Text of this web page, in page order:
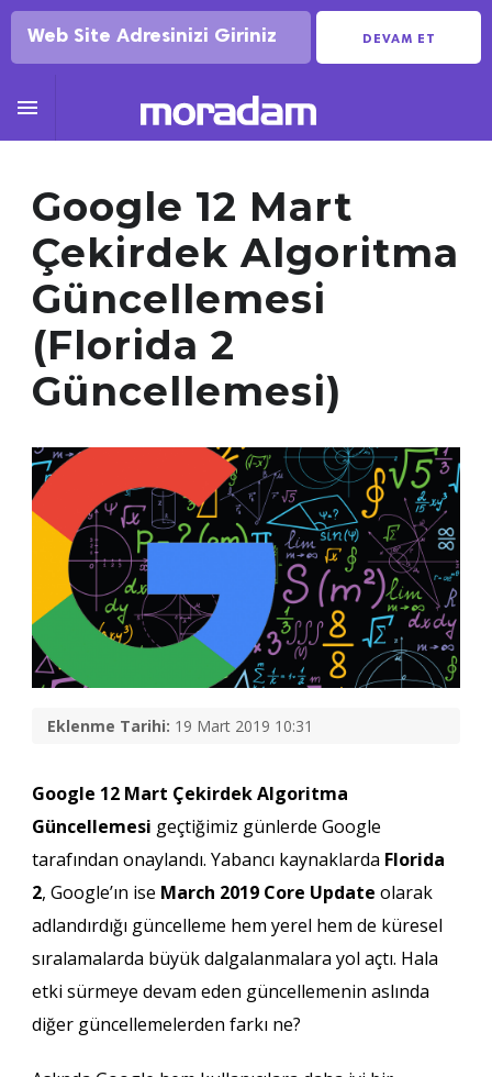
DEVAM ET

Google 12 Mart
Çekirdek Algoritma
Güncellemesi
(Florida 2
Güncellemesi)
Eklenme Tarihi: 19 Mart 2019 10:31
Google 12 Mart Çekirdek Algoritma
Güncellemesi geçtiğimiz günlerde Google
tarafından onaylandı. Yabancı kaynaklarda Florida
2, Google’ın ise March 2019 Core Update olarak
adlandırdığı güncelleme hem yerel hem de küresel
sıralamalarda büyük dalgalanmalara yol açtı. Hala
etki sürmeye devam eden güncellemenin aslında
diğer güncellemelerden farkı ne?